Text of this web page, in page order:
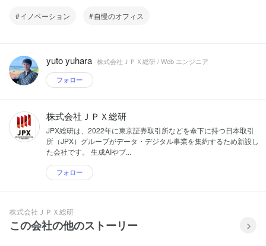
イノベーション 自慢のオフィス
yuto yuhara 株式会社ＪＰＸ総研 / Web エンジニア
フォロー
株式会社ＪＰＸ総研
JPX総研は、2022年に東京証券取引所などを傘下に持つ日本取引
所（JPX）グループがデータ・デジタル事業を集約するため新設し
た会社です。 生成AIやブ...
フォロー
株式会社ＪＰＸ総研
この会社の他のストーリー